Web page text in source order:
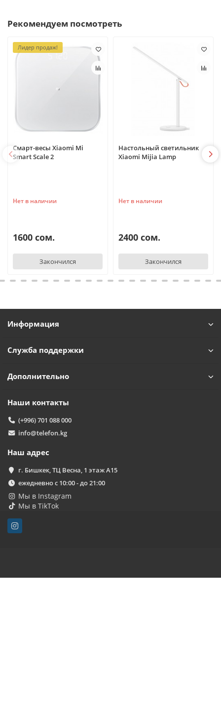
Рекомендуем посмотреть
Лидер продаж!
Смарт-весы Xiaomi Mi
Smart Scale 2
Нет в наличии
1600 сом.
Закончился
Настольный светильник
Xiaomi Mijia Lamp
Нет в наличии
2400 сом.
Закончился
Информация
Служба поддержки
Дополнительно
Наши контакты
(+996) 701 088 000
info@telefon.kg
Наш адрес
г. Бишкек, ТЦ Весна, 1 этаж А15
ежедневно с 10:00 - до 21:00
Мы в Instagram
Мы в TikTok